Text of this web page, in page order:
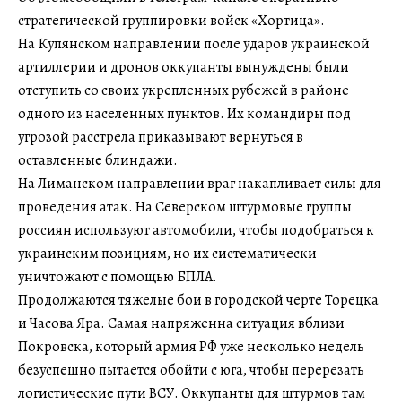
стратегической группировки войск «Хортица».
На Купянском направлении после ударов украинской
артиллерии и дронов оккупанты вынуждены были
отступить со своих укрепленных рубежей в районе
одного из населенных пунктов. Их командиры под
угрозой расстрела приказывают вернуться в
оставленные блиндажи.
На Лиманском направлении враг накапливает силы для
проведения атак. На Северском штурмовые группы
россиян используют автомобили, чтобы подобраться к
украинским позициям, но их систематически
уничтожают с помощью БПЛА.
Продолжаются тяжелые бои в городской черте Торецка
и Часова Яра. Самая напряженна ситуация вблизи
Покровска, который армия РФ уже несколько недель
безуспешно пытается обойти с юга, чтобы перерезать
логистические пути ВСУ. Оккупанты для штурмов там